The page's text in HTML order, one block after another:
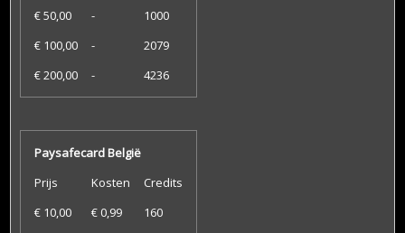
€ 50,00
-
1000
€ 100,00
-
2079
€ 200,00
- 4236
Paysafecard België
Prijs
Kosten
Credits
€ 10,00
€ 0,99
160